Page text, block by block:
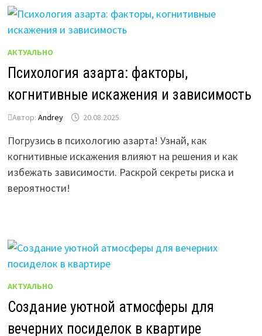
АКТУАЛЬНО
Психология азарта: факторы,
когнитивные искажения и зависимость
Автор:Andrey 20.08.2025
Погрузись в психологию азарта! Узнай, как
когнитивные искажения влияют на решения и как
избежать зависимости. Раскрой секреты риска и
вероятности!
АКТУАЛЬНО
Создание уютной атмосферы для
вечерних посиделок в квартире